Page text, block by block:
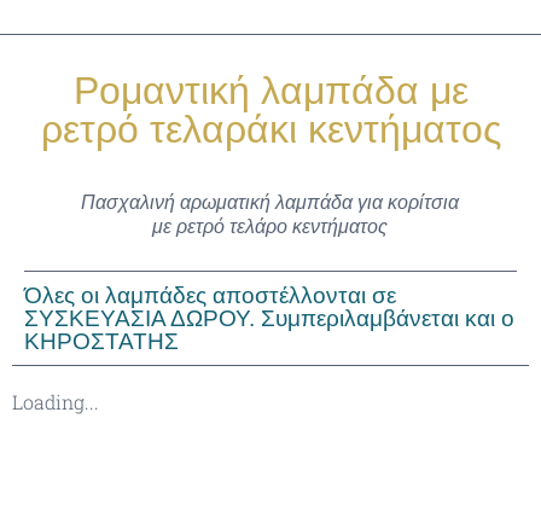
Ρομαντική λαμπάδα με
ρετρό τελαράκι κεντήματος
Πασχαλινή αρωματική λαμπάδα για κορίτσια
με ρετρό τελάρο κεντήματος
Όλες οι λαμπάδες αποστέλλονται σε
ΣΥΣΚΕΥΑΣΙΑ ΔΩΡΟΥ. Συμπεριλαμβάνεται και ο
ΚΗΡΟΣΤΑΤΗΣ
Loading...